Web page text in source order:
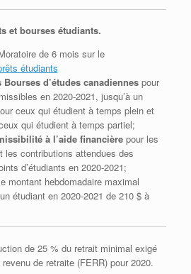
et bourses étudiants.
de 6 mois sur le
étudiants
d’études canadiennes pour
en 2020-2021, jusqu’à un
ceux qui étudient à temps plein et
qui étudient à temps partiel;
à l’aide financièrepour les
les contributions attendues des
d’étudiants en 2020-2021;
montant hebdomadaire maximal
étudiant en 2020-2021 de 210 $ à
de 25 % du retrait minimal exigé
de retraite (FERR) pour 2020.